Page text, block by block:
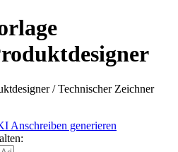
/ Technischer Zeichner
Anschreiben generieren